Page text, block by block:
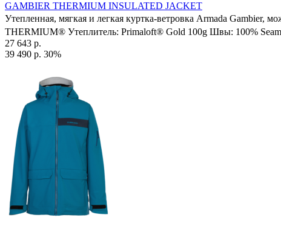
GAMBIER THERMIUM INSULATED JACKET
Утепленная, мягкая и легкая куртка-ветровка Armada
THERMIUM® Утеплитель: Primaloft® Gold 100g Швы: 100%
27 643 р.
39 490 р. 30%